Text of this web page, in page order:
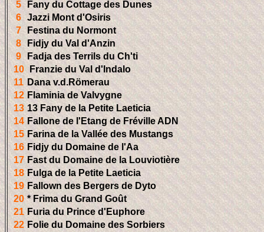
5
Fany du Cottage des Dunes
6 Jazzi Mont d'Osiris
7 Festina du Normont
8
Fidjy du Val d'Anzin
9
Fadja des Terrils du Ch'ti
10
Franzie du Val d'Indalo
11 Dana v.d.Römerau
12 Flaminia de Valvygne
13 13 Fany de la Petite Laeticia
14 Fallone de l'Etang de Fréville ADN
15 Farina de la Vallée des Mustangs
16 Fidjy du Domaine de l'Aa
17 Fast du Domaine de la Louviotière
18 Fulga de la Petite Laeticia
19 Fallown des Bergers de Dyto
20 * Frima du Grand Goût
21 Furia du Prince d'Euphore
22 Folie du Domaine des Sorbiers